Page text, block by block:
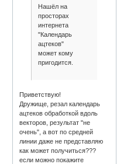
Нашёл на
просторах
интернета
"Календарь
ацтеков"
может кому
пригодится.
Приветствую!
Дружище, резал календарь
ацтеков обработкой вдоль
векторов, результат "не
очень", а вот по средней
линии даже не представляю
как может получиться???
если можно покажите